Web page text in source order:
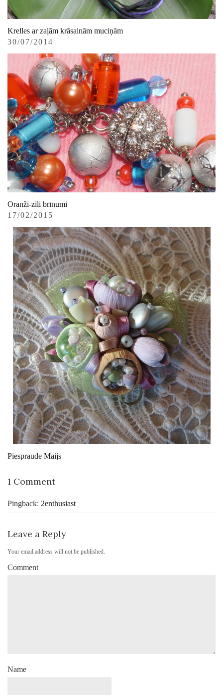
Krelles ar zaļām krāsainām muciņām
30/07/2014
Oranži-zili brīnumi
17/02/2015
Piespraude Maijs
1 Comment
Pingback: 2enthusiast
Leave a Reply
Your email address will not be published.
Comment
Name